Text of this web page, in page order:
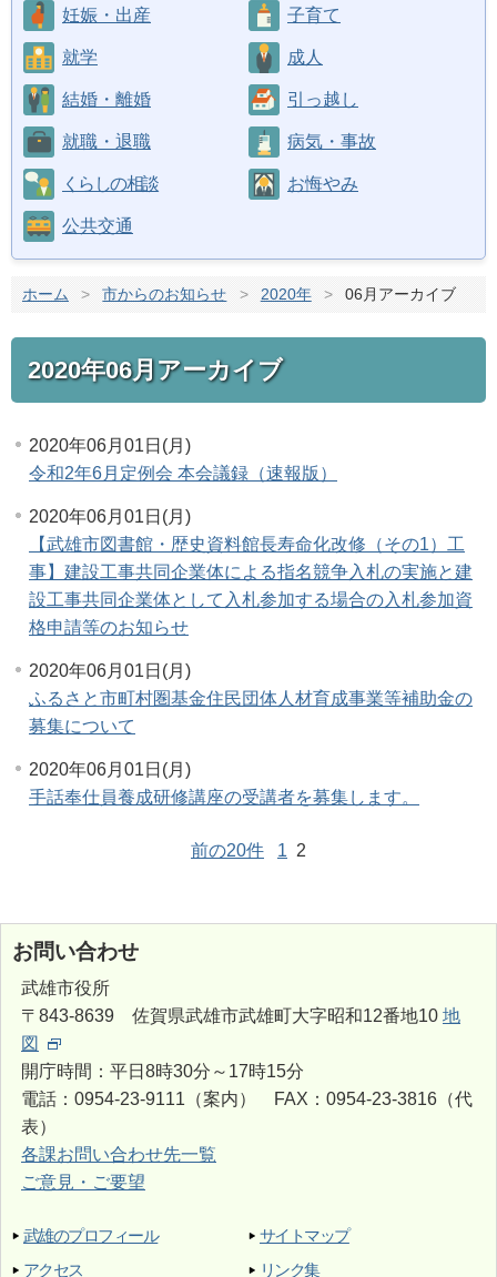
妊娠・出産 子育て
就学 成人
結婚・離婚 引っ越し
就職・退職 病気・事故
くらしの相談 お悔やみ
公共交通
ホーム > 市からのお知らせ > 2020年 > 06月アーカイブ
2020年06月アーカイブ
2020年06月01日(月)
令和2年6月定例会 本会議録（速報版）
2020年06月01日(月)
【武雄市図書館・歴史資料館長寿命化改修（その1）工
事】建設工事共同企業体による指名競争入札の実施と建
設工事共同企業体として入札参加する場合の入札参加資
格申請等のお知らせ
2020年06月01日(月)
ふるさと市町村圏基金住民団体人材育成事業等補助金の
募集について
2020年06月01日(月)
手話奉仕員養成研修講座の受講者を募集します。
前の20件 1 2
お問い合わせ
武雄市役所
〒843-8639 佐賀県武雄市武雄町大字昭和12番地10 地
図
開庁時間：平日8時30分～17時15分
電話：0954-23-9111（案内） FAX：0954-23-3816（代
表）
各課お問い合わせ先一覧
ご意見・ご要望
武雄のプロフィール
アクセス
サイトマップ
リンク集